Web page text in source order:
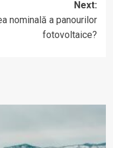
Next:
nominală a panourilor
fotovoltaice?